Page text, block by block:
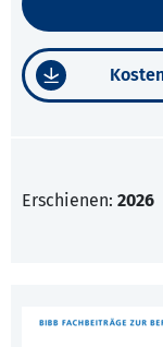
Erschienen: 2026